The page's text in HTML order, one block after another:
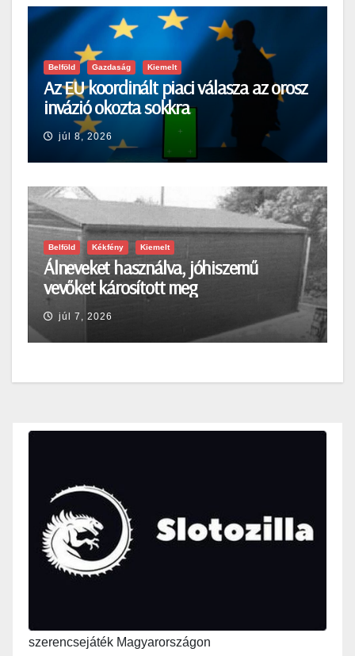
Belföld Gazdaság Kiemelt
Az EU koordinált piaci válasza az orosz
invázió okozta sokkra
júl 8, 2026
Belföld Kékfény Kiemelt
Álneveket használva, jóhiszemű
vevőket károsított meg
júl 7, 2026
szerencsejáték Magyarországon